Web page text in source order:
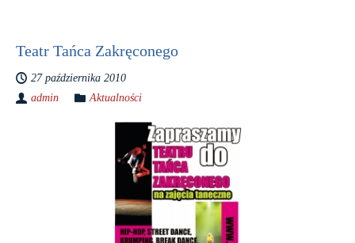
Teatr Tańca Zakręconego
27 października 2010
admin
Aktualności